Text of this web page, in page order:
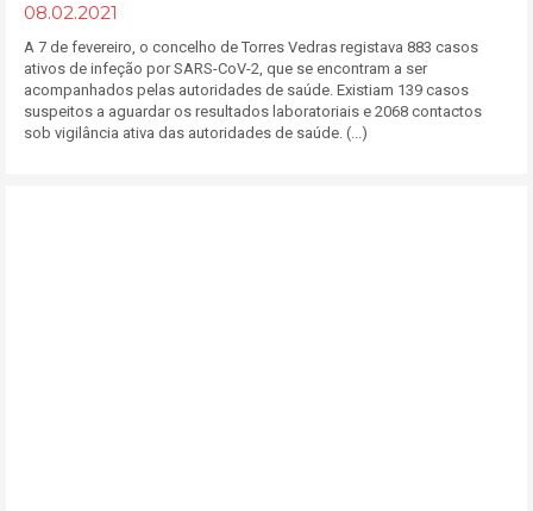
08.02.2021
A 7 de fevereiro, o concelho de Torres Vedras registava 883 casos
ativos de infeção por SARS-CoV-2, que se encontram a ser
acompanhados pelas autoridades de saúde. Existiam 139 casos
suspeitos a aguardar os resultados laboratoriais e 2068 contactos
sob vigilância ativa das autoridades de saúde. (...)